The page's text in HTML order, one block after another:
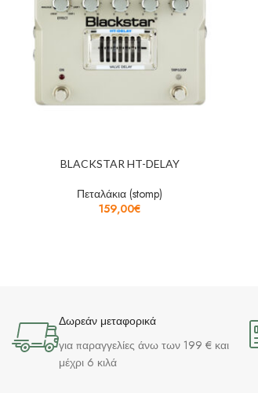
BLACKSTAR HT-DELAY
Πεταλάκια (stomp)
159,00€
Δωρεάν μεταφορικά
για παραγγελίες άνω των 199 € και
μέχρι 6 κιλά